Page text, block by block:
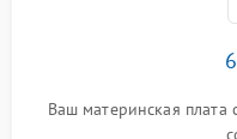
Ваш материнская плата